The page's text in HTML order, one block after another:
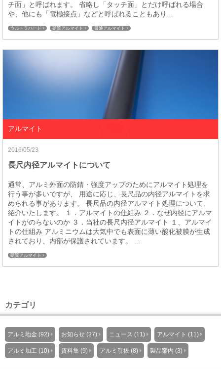
チ面」と呼ばれます。 省略し「タッチ面」とだけ呼ばれる場合
や、他にも「電極接点」などと呼ばれることもあり...
ウルトラハード 硬質アルマイト 普通アルマイト
アルマイト
2016/05/23
長尺内径アルマイトについて
通常、アルミ外面の防錆・強度アップのためにアルマイト処理を
行う事が多いですが、 用途に応じ、長尺品の内径アルマイトを求
められる事があります。 長尺品の内径アルマイト処理について、
紹介いたします。 １．アルマイトの仕組み ２．なぜ内径にアルマ
イトがのらないのか ３．当社の長尺内径アルマイト １、アルマイ
トの仕組み アルミニウムは大気中でも表面に薄い酸化被膜が生成
されており、内部が保護されています。 ...
硬質アルマイト
カテゴリ
アルミ地金 (92) お知らせ (37) ニュース (11) アルマイト (11)
アルミ加工 (10) 資料集 (9) アルミ引抜 (8) 製品案内 (3)